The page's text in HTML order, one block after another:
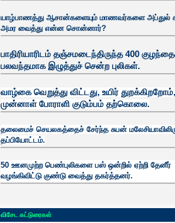
யாழ்பாணத்து ஆசான்களையும் மாணவர்களை அப்துல்
அமர வைத்து என்ன சொன்னார்?
பாதிரியாரிடம் தஞ்சமடைந்திருந்த 400
பலவந்தமாக இழுத்துச் சென்ற புலிகள்.
வாழ்கை வெறுத்து விட்டது, உயிர் துறக்கிறறோம்,
முன்னாள் போராளி குடும்பம் தற்கொலை.
தலைமைச் செயலகத்தைச் சேர்ந்த சுபன்
தப்பியோட்டம்.
50 ஊனமுற்ற பெண்புலிகளை பஸ் ஒன்றில் ஏற்றி தேனீர்
வழங்கிவிட்டு குண்டு வைத்து தகர்த்தனர்.
விசேட கட்டுரைகள்